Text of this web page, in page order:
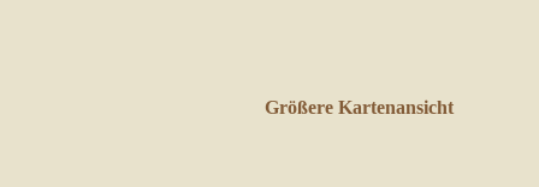
Größere Kartenansicht